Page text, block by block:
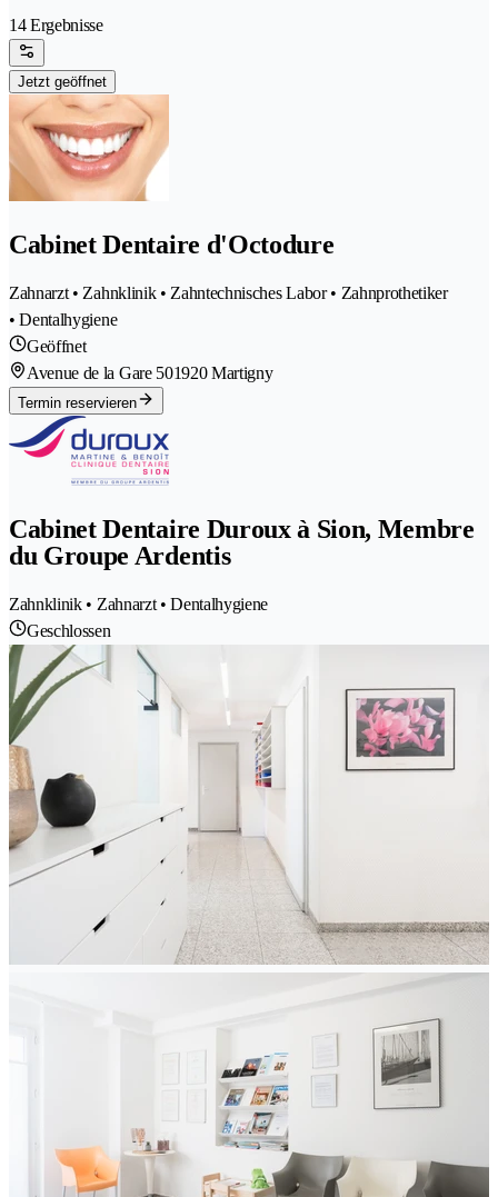
14 Ergebnisse
Jetzt geöffnet
Cabinet Dentaire d'Octodure
Zahnarzt • Zahnklinik • Zahntechnisches Labor • Zahnprothetiker
• Dentalhygiene
Geöffnet
Avenue de la Gare 501920 Martigny
Termin reservieren
Cabinet Dentaire Duroux à Sion, Membre
du Groupe Ardentis
Zahnklinik • Zahnarzt • Dentalhygiene
Geschlossen